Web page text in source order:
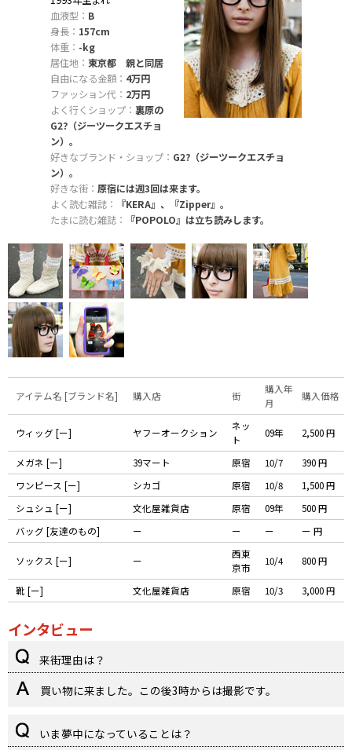
血液型： B
身長： 157cm
体重： -kg
居住地： 東京都 親と同居
自由になる金額： 4万円
ファッション代： 2万円
よく行くショップ： 裏原の
G2?（ジーツークエスチョ
ン）。
好きなブランド・ショップ： G2?（ジーツークエスチョ
ン）。
好きな街： 原宿には週3回は来ます。
よく読む雑誌：
『KERA』、『Zipper』。
たまに読む雑誌：
『POPOLO』は立ち読みします。
アイテム名 [ブランド名] 購入店 街
購入年
月
購入価格
ウィッグ [ー] ヤフーオークション
ネッ
ト
09年 2,500 円
メガネ [ー] 39マート 原宿 10/7
390 円
ワンピース [ー]
シカゴ 原宿 10/8
1,500 円
シュシュ [ー]
文化屋雑貨店 原宿 09年
500 円
バッグ [友達のもの]
ー ー ー ー 円
ソックス [ー] ー
西東
京市
10/4 800 円
靴 [ー] 文化屋雑貨店 原宿 10/3 3,000 円
インタビュー
来街理由は？
買い物に来ました。この後3時からは撮影です。
いま夢中になっていることは？